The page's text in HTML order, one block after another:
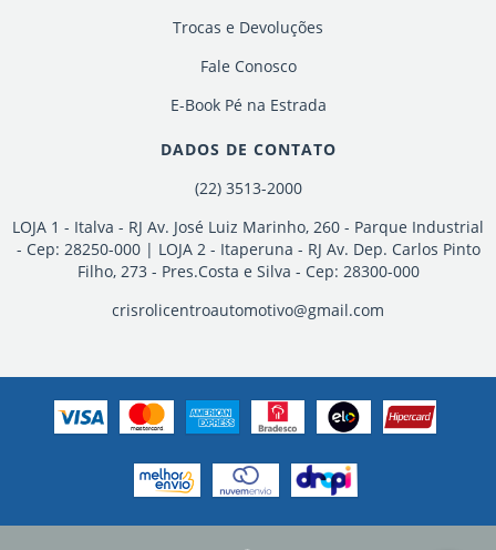
Trocas e Devoluções
Fale Conosco
E-Book Pé na Estrada
DADOS DE CONTATO
(22) 3513-2000
LOJA 1 - Italva - RJ Av. José Luiz Marinho, 260 - Parque Industrial
- Cep: 28250-000 | LOJA 2 - Itaperuna - RJ Av. Dep. Carlos Pinto
Filho, 273 - Pres.Costa e Silva - Cep: 28300-000
crisrolicentroautomotivo@gmail.com